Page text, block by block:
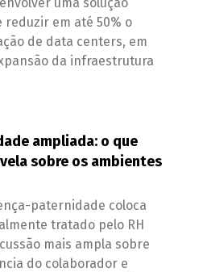
reduzir em até 50% o
de data centers, em
da infraestrutura
ampliada: o que
sobre os ambientes
paternidade coloca
tratado pelo RH
mais ampla sobre
do colaborador e